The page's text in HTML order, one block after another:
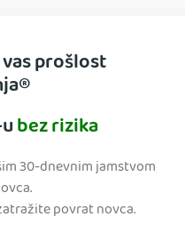
prošlost
bez rizika
30-dnevnim jamstvom
povrat novca.